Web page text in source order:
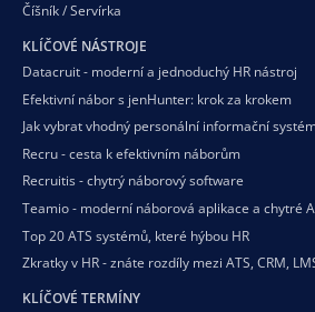
Číšník / Servírka
KLÍČOVÉ NÁSTROJE
Datacruit - moderní a jednoduchý HR nástroj
Efektivní nábor s jenHunter: krok za krokem
Jak vybrat vhodný personální informační
Recru - cesta k efektivním náborům
Recruitis - chytrý náborový software
Teamio - moderní náborová aplikace a chytré
Top 20 ATS systémů, které hýbou HR
Zkratky v HR - znáte rozdíly mezi ATS, CRM,
KLÍČOVÉ TERMÍNY